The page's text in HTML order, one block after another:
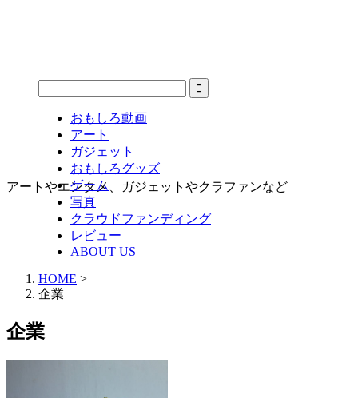
アートやエンタメ、ガジェットやクラファンなど
おもしろ動画
アート
ガジェット
おもしろグッズ
ゲーム
写真
クラウドファンディング
レビュー
ABOUT US
HOME >
企業
企業